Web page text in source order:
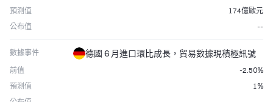
預測值
174億歐元
公布值
--
數據事件 德國 6 月進口環比成長，貿易數據現積極訊號
前值
-2.50%
預測值
1%